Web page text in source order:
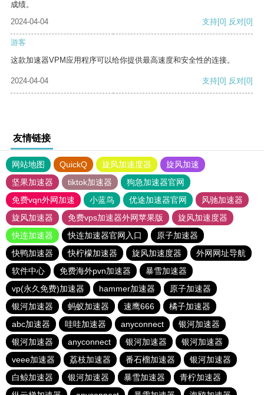
成绩。
2024-04-04
支持[0] 反对[0]
游客
这款加速器VPM应用程序可以给你提供最高速度和安全性的连接。
2024-04-04 支持[0] 反对[0]
友情链接
网站地图 QuickQ 旋风加速度器
旋风加速
坚果加速器
tiktok加速器
狗急加速器官网
免费vqn外网加速
小蓝鸟 优途加速器官网
风驰加速器
旋风加速器
免费vps加速器外网苹果版
旋风加速度器
快连加速器
快连加速器官网入口
原子加速器
快鸭加速器
快柠檬加速器 旋风加速度器
外网网址导航
软件中心
免费海外pvn加速器
暴雪加速器
vp(永久免费)加速器
hammer加速器
原子加速器
银河加速器
蚂蚁加速器 速鹰666
橘子加速器
abc加速器
哇哇加速器 anyconnect
银河加速器
银河加速器
anyconnect 银河加速器
银河加速器
veee加速器
荔枝加速器 番石榴加速器
银河加速器
白鲸加速器
银河加速器 暴雪加速器
青柠加速器